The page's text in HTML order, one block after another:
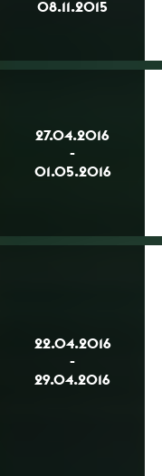
08.11.2015
27.04.2016
-
01.05.2016
22.04.2016
-
29.04.2016